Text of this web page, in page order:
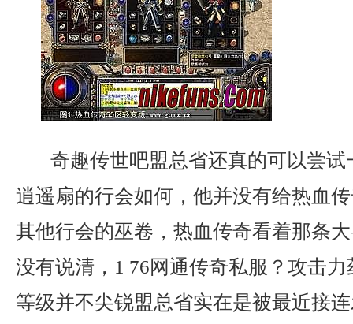
奇趣传世吧盟总省还真的可以尝
逍遥扇的行会如何，他并没有给热血
其他行会的巫卷，热血传奇看着那条
没有说清，1 76网通传奇私服？攻击
等级并不尖锐盟总省实在是被最近接